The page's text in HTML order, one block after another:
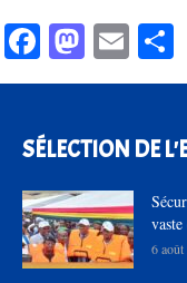
Facebook
Email
SÉLECTION DE
6